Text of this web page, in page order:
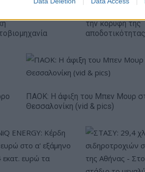
την κορυφή της
αποδοτικότητας
ΠΑΟΚ: Η άφιξη του Μπεν Μουρ
Θεσσαλονίκη (vid & pics)